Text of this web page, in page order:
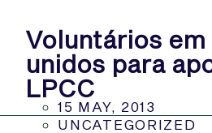
Voluntários
unidos para
LPCC
15 MAY, 2013
UNCATEGORIZED